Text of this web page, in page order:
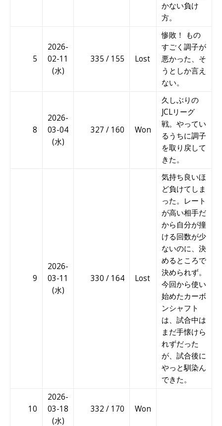
かない負け
方。
5
2026-
02-11
(水)
335 / 155 Lost
惨敗！ もの
すごく調子が
悪かった、そ
うとしか言え
ない。
8
2026-
03-04
(水)
327 / 160 Won
久しぶりの
JCLリーグ
戦。やってい
るうちに調子
を取り戻して
きた。
9
2026-
03-11
(水)
330 / 164 Lost
気持ち良いほ
ど負けてしま
った。レート
が高い相手だ
から自分が撞
ける回数が少
ないのに、決
めるところで
決められず。
今回から使い
始めたカーボ
ンシャフト
は、試合中は
まだ手懐けら
れずだった
が、試合後に
やっと馴染ん
できた。
10
2026-
03-18
(水)
332 / 170 Won